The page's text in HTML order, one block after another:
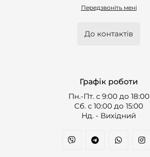
Передзвоніть мені
До контактів
Графік роботи
Пн.-Пт. с 9:00 до 18:00
Cб. с 10:00 до 15:00
Нд. - Вихідний